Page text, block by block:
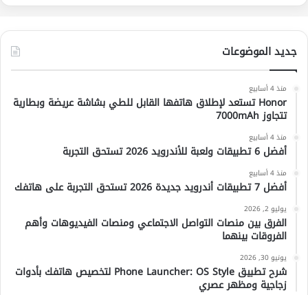
جديد الموضوعات
منذ 4 أسابيع
Honor تستعد لإطلاق هاتفها القابل للطي بشاشة عريضة وبطارية
تتجاوز 7000mAh
منذ 4 أسابيع
أفضل 6 تطبيقات ولعبة للأندرويد 2026 تستحق التجربة
منذ 4 أسابيع
أفضل 7 تطبيقات أندرويد جديدة 2026 تستحق التجربة على هاتفك
يوليو 2, 2026
الفرق بين منصات التواصل الاجتماعي ومنصات الفيديوهات وأهم
الفروقات بينهما
يونيو 30, 2026
شرح تطبيق Phone Launcher: OS Style لتخصيص هاتفك بأدوات
زجاجية ومظهر عصري